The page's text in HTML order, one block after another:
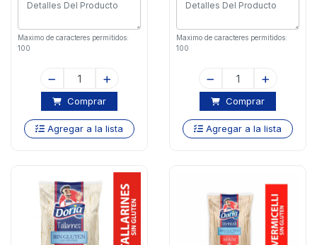
Maximo de caracteres permitidos:
100
Comprar
Agregar a la lista
Maximo de caracteres permitidos:
100
Comprar
Agregar a la lista